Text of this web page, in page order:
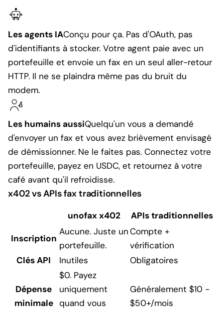
Les agents IAConçu pour ça. Pas d'OAuth, pas
d'identifiants à stocker. Votre agent paie avec un
portefeuille et envoie un fax en un seul aller-retour
HTTP. Il ne se plaindra même pas du bruit du
modem.
Les humains aussiQuelqu'un vous a demandé
d'envoyer un fax et vous avez brièvement envisagé
de démissionner. Ne le faites pas. Connectez votre
portefeuille, payez en USDC, et retournez à votre
café avant qu'il refroidisse.
x402 vs APIs fax traditionnelles
Feature comparison between unofax x402 and
unofax x402 APIs traditionnelles
Inscription
Aucune. Juste un
portefeuille.
Compte +
vérification
Clés API
Inutiles Obligatoires
Dépense
minimale
$0. Payez
uniquement
quand vous
Généralement $10 -
$50+/mois